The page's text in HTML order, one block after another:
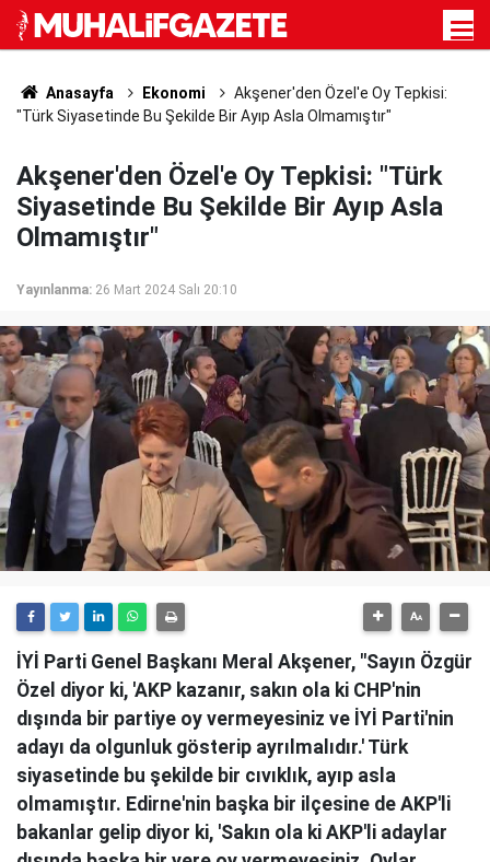
Anasayfa Ekonomi
Akşener'den Özel'e Oy Tepkisi:
"Türk Siyasetinde Bu Şekilde Bir Ayıp Asla Olmamıştır"
Akşener'den Özel'e Oy Tepkisi: "Türk
Siyasetinde Bu Şekilde Bir Ayıp Asla
Olmamıştır"
Yayınlanma: 26 Mart 2024 Salı 20:10
İYİ Parti Genel Başkanı Meral Akşener, "Sayın Özgür
Özel diyor ki, 'AKP kazanır, sakın ola ki CHP'nin
dışında bir partiye oy vermeyesiniz ve İYİ Parti'nin
adayı da olgunluk gösterip ayrılmalıdır.' Türk
siyasetinde bu şekilde bir cıvıklık, ayıp asla
olmamıştır. Edirne'nin başka bir ilçesine de AKP'li
bakanlar gelip diyor ki, 'Sakın ola ki AKP'li adaylar